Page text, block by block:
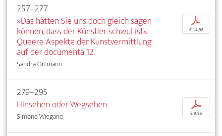
257–277
»Das hätten Sie uns doch gleich sagen
können, dass der Künstler schwul ist«.
Queere Aspekte der Kunstvermittlung
auf der documenta 12
Sandra Ortmann
p
€ 14,95
279–295
Hinsehen oder Wegsehen
Simone Wiegand
p
€ 9,95